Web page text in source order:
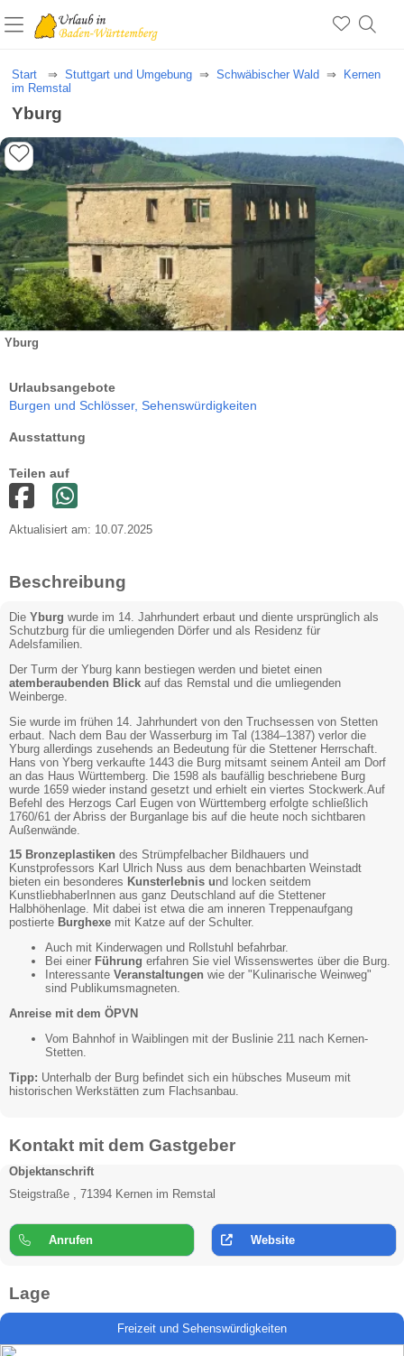
Start Stuttgart und Umgebung Schwäbischer Wald
Kernen
im Remstal
Yburg
Yburg
Urlaubsangebote
Burgen und Schlösser, Sehenswürdigkeiten
Ausstattung
Teilen auf
Aktualisiert am: 10.07.2025
Beschreibung
Die Yburg wurde im 14. Jahrhundert erbaut und diente ursprünglich als
Schutzburg für die umliegenden Dörfer und als Residenz für
Adelsfamilien.
Der Turm der Yburg kann bestiegen werden und bietet einen
atemberaubenden Blick auf das Remstal und die umliegenden
Weinberge.
Sie wurde im frühen 14. Jahrhundert von den Truchsessen von Stetten
erbaut. Nach dem Bau der Wasserburg im Tal (1384–1387) verlor die
Yburg allerdings zusehends an Bedeutung für die Stettener Herrschaft.
Hans von Yberg verkaufte 1443 die Burg mitsamt seinem Anteil am Dorf
an das Haus Württemberg. Die 1598 als baufällig beschriebene Burg
wurde 1659 wieder instand gesetzt und erhielt ein viertes Stockwerk.Auf
Befehl des Herzogs Carl Eugen von Württemberg erfolgte schließlich
1760/61 der Abriss der Burganlage bis auf die heute noch sichtbaren
Außenwände.
15 Bronzeplastiken des Strümpfelbacher Bildhauers und
Kunstprofessors Karl Ulrich Nuss aus dem benachbarten Weinstadt
bieten ein besonderes Kunsterlebnis und locken seitdem
KunstliebhaberInnen aus ganz Deutschland auf die Stettener
Halbhöhenlage. Mit dabei ist etwa die am inneren Treppenaufgang
postierte Burghexe mit Katze auf der Schulter.
Auch mit Kinderwagen und Rollstuhl befahrbar.
Bei einer Führung erfahren Sie viel Wissenswertes über die Burg.
Interessante Veranstaltungen wie der "Kulinarische Weinweg"
sind Publikumsmagneten.
Anreise mit dem ÖPVN
Vom Bahnhof in Waiblingen mit der Buslinie 211 nach Kernen-
Stetten.
Tipp: Unterhalb der Burg befindet sich ein hübsches Museum mit
historischen Werkstätten zum Flachsanbau.
Kontakt mit dem Gastgeber
Objektanschrift
Steigstraße , 71394 Kernen im Remstal
Anrufen Website
Lage
Freizeit und Sehenswürdigkeiten